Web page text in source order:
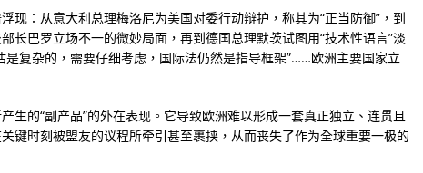
现：从意大利总理梅洛尼为美国对委行动辩护，称其为“正当防御”，到
长巴罗立场不一的微妙局面，再到德国总理默茨试图用“技术性语言”淡
是复杂的，需要仔细考虑，国际法仍然是指导框架”……欧洲主要国家立
生的“副产品”的外在表现。它导致欧洲难以形成一套真正独立、连贯且
键时刻被盟友的议程所牵引甚至裹挟，从而丧失了作为全球重要一极的